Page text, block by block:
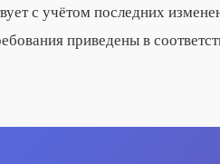
с учётом последних
приведены в